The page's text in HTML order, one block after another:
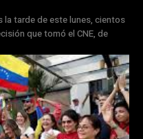
la tarde de este lunes, cientos
que tomó el CNE, de